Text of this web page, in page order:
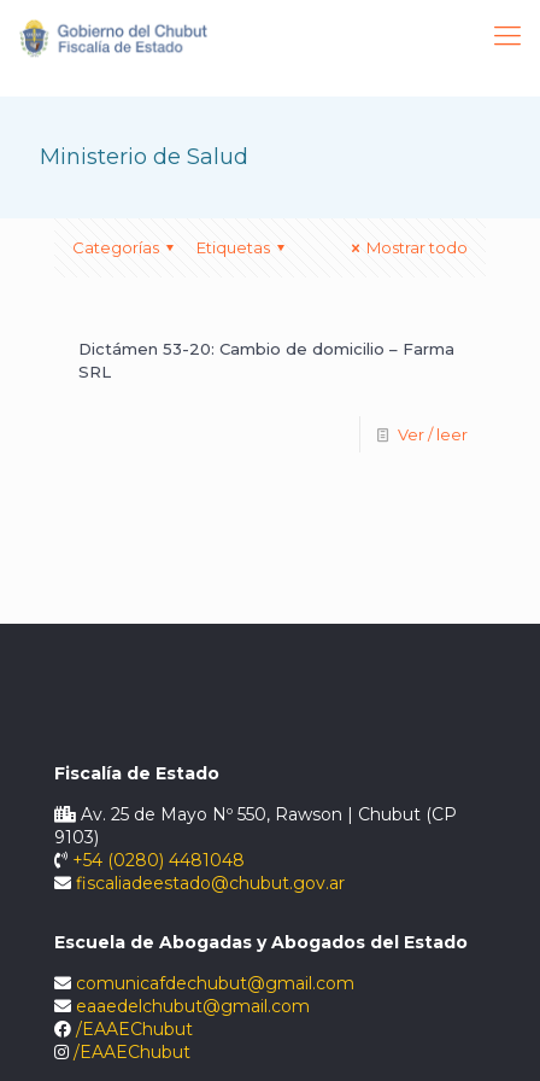
Ministerio de Salud
Categorías Etiquetas Mostrar todo
Dictámen 53-20: Cambio de domicilio – Farma
SRL
Ver / leer
Fiscalía de Estado
Av. 25 de Mayo Nº 550, Rawson | Chubut (CP
9103)
+54 (0280) 4481048
fiscaliadeestado@chubut.gov.ar
Escuela de Abogadas y Abogados del Estado
comunicafdechubut@gmail.com
eaaedelchubut@gmail.com
/EAAEChubut
/EAAEChubut